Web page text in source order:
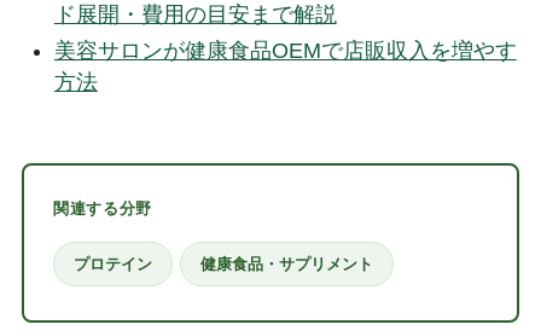
ド展開・費用の目安まで解説
美容サロンが健康食品OEMで店販収入を増やす
方法
関連する分野
プロテイン 健康食品・サプリメント